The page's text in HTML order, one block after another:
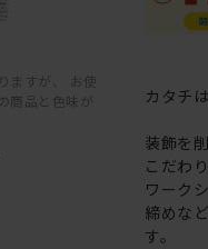
ますが、 お使
商品と色味が
カタチ
装飾を
こだわり
ワーク
締めな
す。